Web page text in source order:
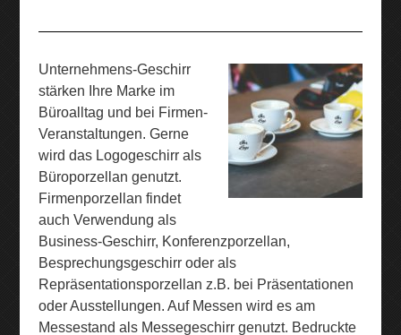
GESCHIRR MODERN LIFE
GESCHIRR COMPACT
POMMESSCHALEN
DIE VORTEILE BEDRUCKTEN PORZELLANS
KUNDENSTIMMEN
MELAMIN
BEDRUCKEN
BESTECK
GRAVIEREN
ANFRAGE
Unternehmens-Geschirr
stärken Ihre Marke im
Büroalltag und bei Firmen-
Veranstaltungen. Gerne
wird das Logogeschirr als
Büroporzellan genutzt.
Firmenporzellan findet
auch Verwendung als
Business-Geschirr, Konferenzporzellan,
Besprechungsgeschirr oder als
Repräsentationsporzellan z.B. bei Präsentationen
oder Ausstellungen. Auf Messen wird es am
Messestand als Messegeschirr genutzt. Bedruckte